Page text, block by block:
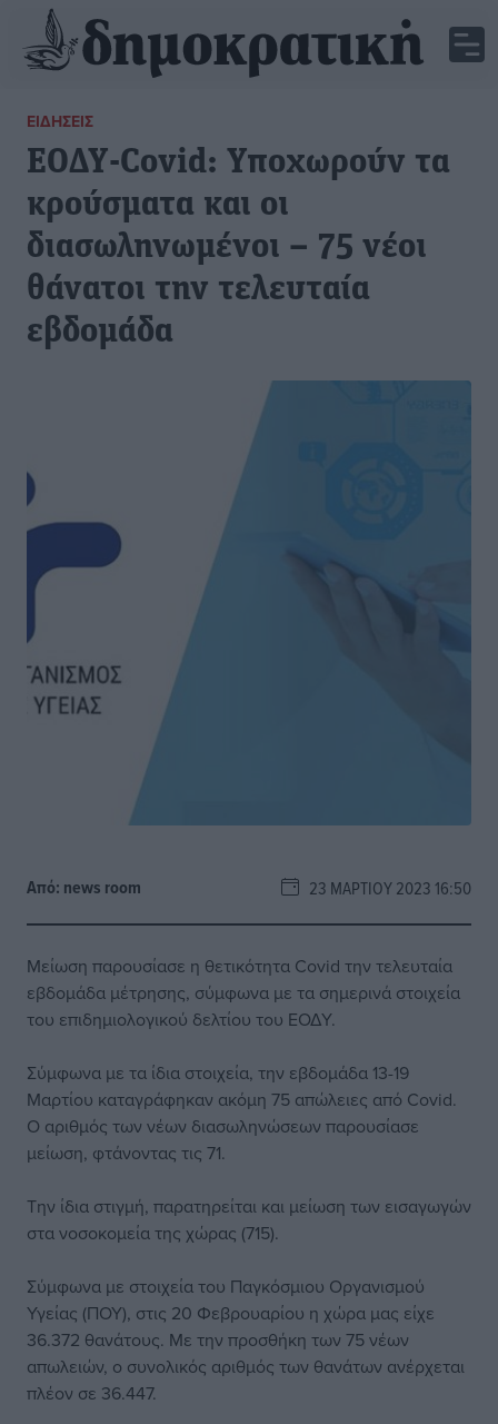
ΕΙΔΉΣΕΙΣ
ΕΟΔΥ-Covid: Υποχωρούν τα
κρούσματα και οι
διασωληνωμένοι – 75 νέοι
θάνατοι την τελευταία
εβδομάδα
Από: news room 23 ΜΑΡΤΊΟΥ 2023 16:50
Μείωση παρουσίασε η θετικότητα Covid την τελευταία
εβδομάδα μέτρησης, σύμφωνα με τα σημερινά στοιχεία
του επιδημιολογικού δελτίου του ΕΟΔΥ.
Σύμφωνα με τα ίδια στοιχεία, την εβδομάδα 13-19
Μαρτίου καταγράφηκαν ακόμη 75 απώλειες από Covid.
Ο αριθμός των νέων διασωληνώσεων παρουσίασε
μείωση, φτάνοντας τις 71.
Την ίδια στιγμή, παρατηρείται και μείωση των εισαγωγών
στα νοσοκομεία της χώρας (715).
Σύμφωνα με στοιχεία του Παγκόσμιου Οργανισμού
Υγείας (ΠΟΥ), στις 20 Φεβρουαρίου η χώρα μας είχε
36.372 θανάτους. Με την προσθήκη των 75 νέων
απωλειών, ο συνολικός αριθμός των θανάτων ανέρχεται
πλέον σε 36.447.